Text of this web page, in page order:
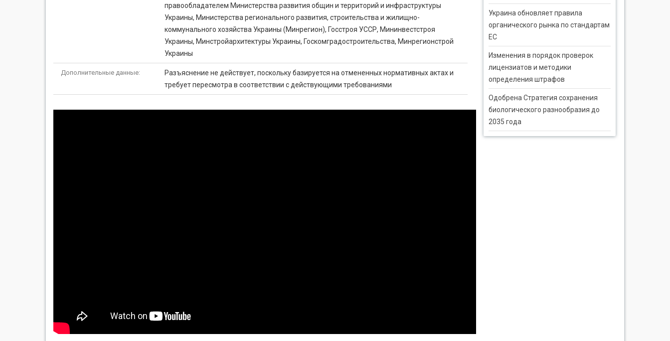
правообладателем Министерства развития общин и территорий и инфраструктуры
Украины, Министерства регионального развития, строительства и жилищно-
коммунального хозяйства Украины (Минрегион), Госстроя УССР, Мининвестстроя
Украины, Минстройархитектуры Украины, Госкомградостроительства, Минрегионстрой
Украины
Дополнительные данные:
Разъяснение не действует, поскольку базируется на отмененных нормативных актах и
требует пересмотра в соответствии с действующими требованиями
Украина обновляет правила
органического рынка по стандартам
ЕС
Изменения в порядок проверок
лицензиатов и методики
определения штрафов
Одобрена Стратегия сохранения
биологического разнообразия до
2035 года